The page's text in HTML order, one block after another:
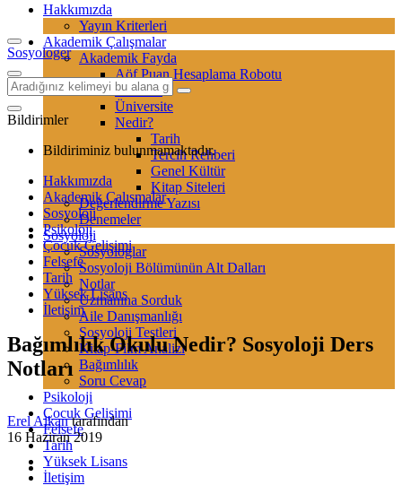
Hakkımızda
Yayın Kriterleri
Akademik Çalışmalar
Akademik Fayda
Aöf Puan Hesaplama Robotu
Sertifika
Üniversite
Nedir?
Tarih
Tercih Rehberi
Genel Kültür
Kitap Siteleri
Değerlendirme Yazısı
Denemeler
Sosyoloji
Sosyologlar
Sosyoloji Bölümünün Alt Dalları
Notlar
Uzmanına Sorduk
Aile Danışmanlığı
Sosyoloji Testleri
Kitap-Film Analizi
Bağımlılık
Soru Cevap
Psikoloji
Çocuk Gelişimi
Felsefe
Tarih
Yüksek Lisans
İletişim
Sosyologer
Bildirimler
Bildiriminiz bulunmamaktadır.
Hakkımızda
Akademik Çalışmalar
Sosyoloji
Psikoloji
Çocuk Gelişimi
Felsefe
Tarih
Yüksek Lisans
İletişim
Bağımlılık Okulu Nedir? Sosyoloji Ders
Notları
Erel Alkan tarafından
16 Haziran 2019